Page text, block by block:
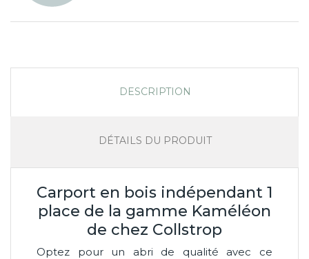
DESCRIPTION
DÉTAILS DU PRODUIT
Carport en bois indépendant 1
place de la gamme Kaméléon
de chez Collstrop
Optez pour un abri de qualité avec ce